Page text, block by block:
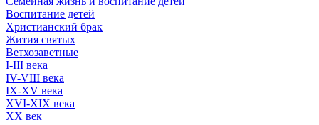
Воспитание детей
Христианский брак
Жития святых
Ветхозаветные
I-III века
IV-VIII века
IX-XV века
XVI-XIX века
XX век